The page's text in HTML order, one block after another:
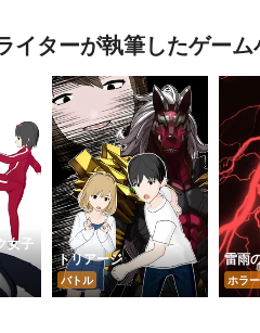
イターが執筆したゲーム
女子
トリアージ
バトル
雷雨
ホラー